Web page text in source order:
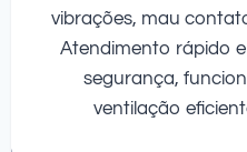
vibrações, mau
Atendimento rápido
segurança,
ventilação